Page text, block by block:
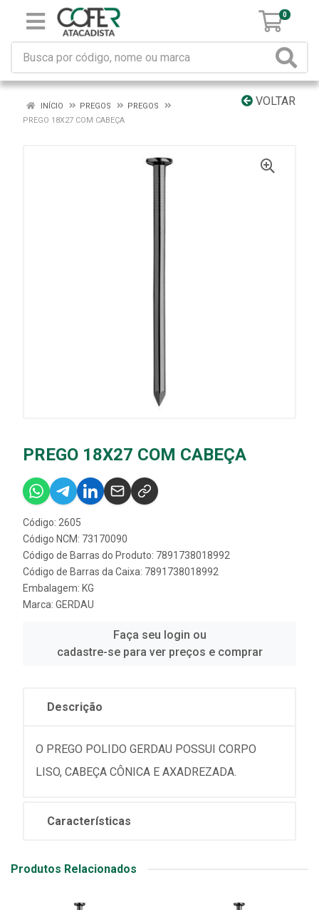
0
VOLTAR
INÍCIO PREGOS
PREGOS
PREGO 18X27 COM CABEÇA
PREGO 18X27 COM CABEÇA
Código: 2605
Código NCM: 73170090
Código de Barras do Produto: 7891738018992
Código de Barras da Caixa: 7891738018992
Embalagem: KG
Marca: GERDAU
Faça seu login ou
cadastre-se para ver preços e comprar
Descrição
O PREGO POLIDO GERDAU POSSUI CORPO
LISO, CABEÇA CÔNICA E AXADREZADA.
Características
Produtos Relacionados